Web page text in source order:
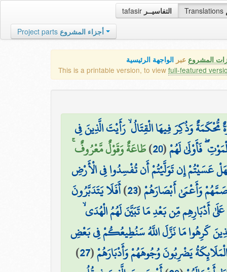
tafasir التفاسيــر Translations
Project parts أجزاء المشروع
المشروع عبر الواجهة الرئيسية
This is a printable version, to view full-featured
مُّحْكَمَةٌ وَذُكِرَ فِيهَا الْقِتَالُ ۙ رَأَيْتَ الَّذِينَ فِي
فَأَوْلَىٰ لَهُمْ(
20
)طَاعَةٌ وَقَوْلٌ مَّعْرُوفٌ ۚ
عَسَيْتُمْ إِن تَوَلَّيْتُمْ أَن تُفْسِدُوا فِي الْأَرْضِ
وَأَعْمَىٰ أَبْصَارَهُمْ(
23
)أَفَلَا يَتَدَبَّرُونَ
عَلَىٰ أَدْبَارِهِم مِّن بَعْدِ مَا تَبَيَّنَ لَهُمُ الْهُدَى
كَرِهُوا مَا نَزَّلَ اللَّهُ سَنُطِيعُكُمْ فِي بَعْضِ
يَضْرِبُونَ وُجُوهَهُمْ وَأَدْبَارَهُمْ(
27
)